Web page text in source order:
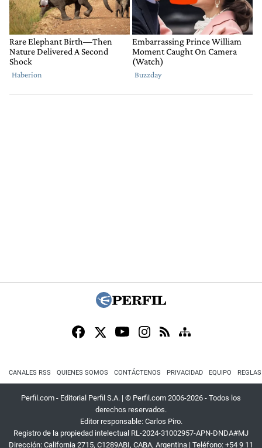
CANALES RSS QUIENES SOMOS CONTÁCTENOS PRIVACIDAD EQUIPO
Perfil.com - Editorial Perfil S.A. | © Perfil.com 2006-2026 - Todos los
derechos reservados.
Editor responsable: Carlos Piro.
Registro de la propiedad intelectual RL-2024-31002957-APN-DNDA#MJ
Dirección: California 2715, C1289ABI, CABA, Argentina | Teléfono: +54 9 11